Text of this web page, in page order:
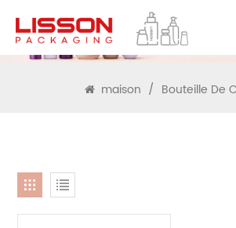
RECHERCHE
maison / Bouteille De